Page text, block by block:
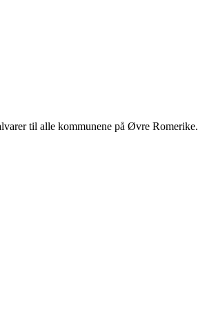
til alle kommunene på Øvre Romerike.